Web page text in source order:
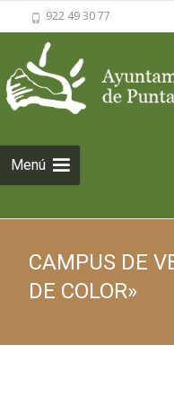
922 49 30 77
Menú
Saltar al
contenido
CAMPUS DE
DE COLOR»